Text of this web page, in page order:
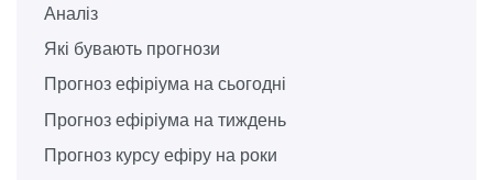
Аналіз
Які бувають прогнози
Прогноз ефіріума на сьогодні
Прогноз ефіріума на тиждень
Прогноз курсу ефіру на роки